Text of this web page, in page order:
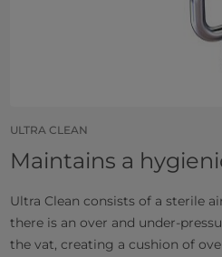
ULTRA CLEAN
Maintains a
Ultra Clean consists of a sterile
there is an over and under-
the vat, creating a cushion of